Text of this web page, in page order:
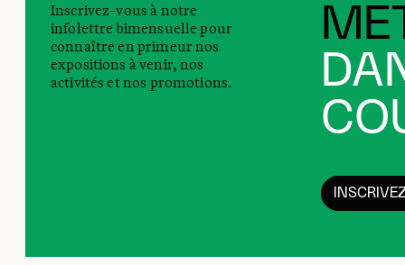
Inscrivez-vous à notre
infolettre bimensuelle pour
connaître en primeur nos
expositions à venir, nos
activités et nos promotions.